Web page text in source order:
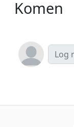
Komen